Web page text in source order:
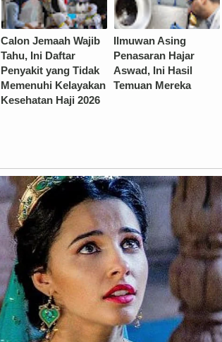
Calon Jemaah Wajib
Tahu, Ini Daftar
Penyakit yang Tidak
Memenuhi Kelayakan
Kesehatan Haji 2026
Ilmuwan Asing
Penasaran Hajar
Aswad, Ini Hasil
Temuan Mereka